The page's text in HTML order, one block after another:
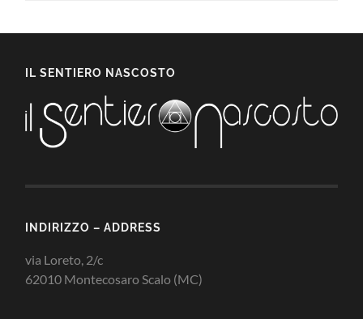
IL SENTIERO NASCOSTO
INDIRIZZO – ADDRESS
via Loreto, 2/c
62010 Montecosaro Scalo (MC)